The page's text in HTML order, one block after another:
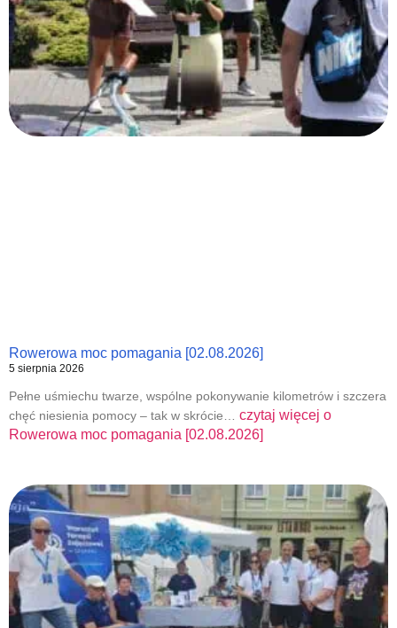
Rowerowa moc pomagania [02.08.2026]
5 sierpnia 2026
Pełne uśmiechu twarze, wspólne pokonywanie kilometrów i szczera
chęć niesienia pomocy – tak w skrócie… czytaj więcej o
Rowerowa moc pomagania [02.08.2026]